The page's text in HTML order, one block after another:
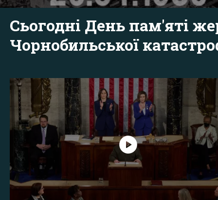
Сьогодні День пам'яті
Чорнобильської